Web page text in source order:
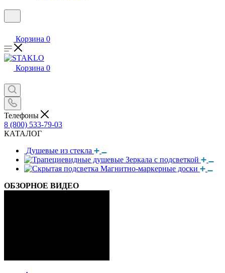
Корзина 0
Корзина 0
Телефоны
8 (800) 533-79-03
КАТАЛОГ
Душевые из стекла
Зеркала с подсветкой
Магнитно-маркерные доски
ОБЗОРНОЕ ВИДЕО